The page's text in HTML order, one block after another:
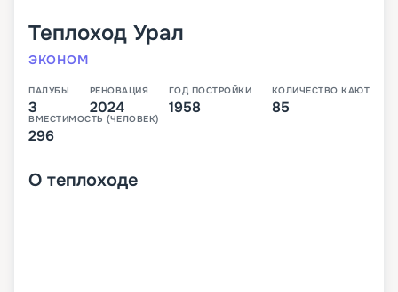
Теплоход Урал
ЭКОНОМ
ПАЛУБЫ
3
РЕНОВАЦИЯ
2024
ГОД ПОСТРОЙКИ
1958
КОЛИЧЕСТВО КАЮТ
85
ВМЕСТИМОСТЬ (ЧЕЛОВЕК)
296
О теплоходе